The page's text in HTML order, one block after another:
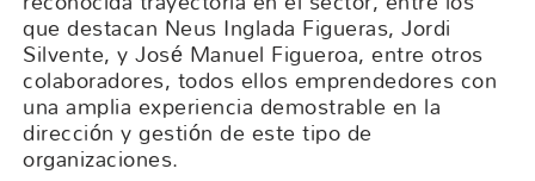
que destacan Neus Inglada Figueras, Jordi
Silvente, y José Manuel Figueroa, entre otros
colaboradores, todos ellos emprendedores con
una amplia experiencia demostrable en la
dirección y gestión de este tipo de
organizaciones.